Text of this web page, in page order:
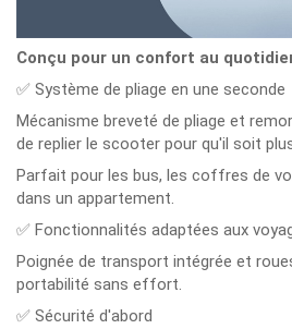
Conçu pour un confort au
✅ Système de pliage en une seconde
Mécanisme breveté de pliage et
de replier le scooter pour qu'il soit
Parfait pour les bus, les coffres de
dans un appartement.
✅ Fonctionnalités adaptées aux
Poignée de transport intégrée et
portabilité sans effort.
✅ Sécurité d'abord